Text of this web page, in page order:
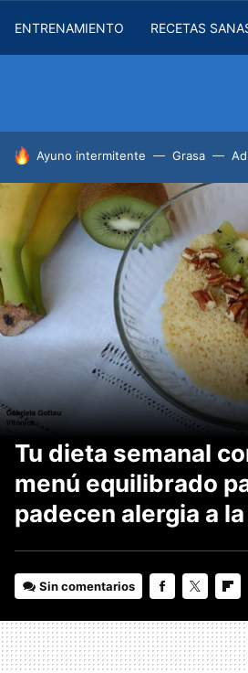
ENTRENAMIENTO RECETAS
HOY SE HABLA DE
Ayuno intermitente Grasa
Tu dieta semanal
menú equilibrado
padecen alergia a
Sin comentarios